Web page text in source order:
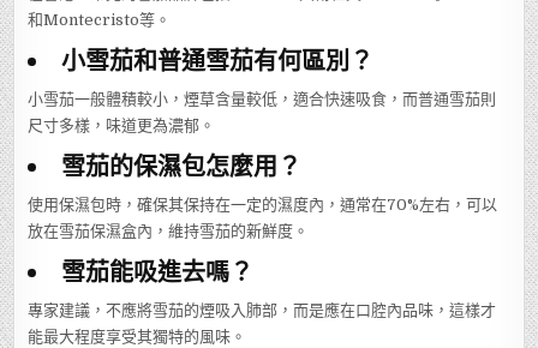
和Montecristo等。
小雪茄和普通雪茄有何區別？
小雪茄一般體積較小，煙草含量較低，適合快速吸食，而普通雪茄則
尺寸多樣，味道更為濃郁。
雪茄的保濕包怎麼用？
使用保濕包時，確保其保持在一定的濕度內，通常在70%左右，可以
放在雪茄保濕盒內，維持雪茄的新鮮度。
雪茄能吸進去嗎？
專家建議，不應將雪茄的煙吸入肺部，而是應在口腔內品味，這樣才
能最大程度享受其獨特的風味。